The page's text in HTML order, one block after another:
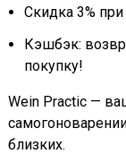
Скидка 3%
Кэшбэк:
покупку!
Wein Practic —
близких.